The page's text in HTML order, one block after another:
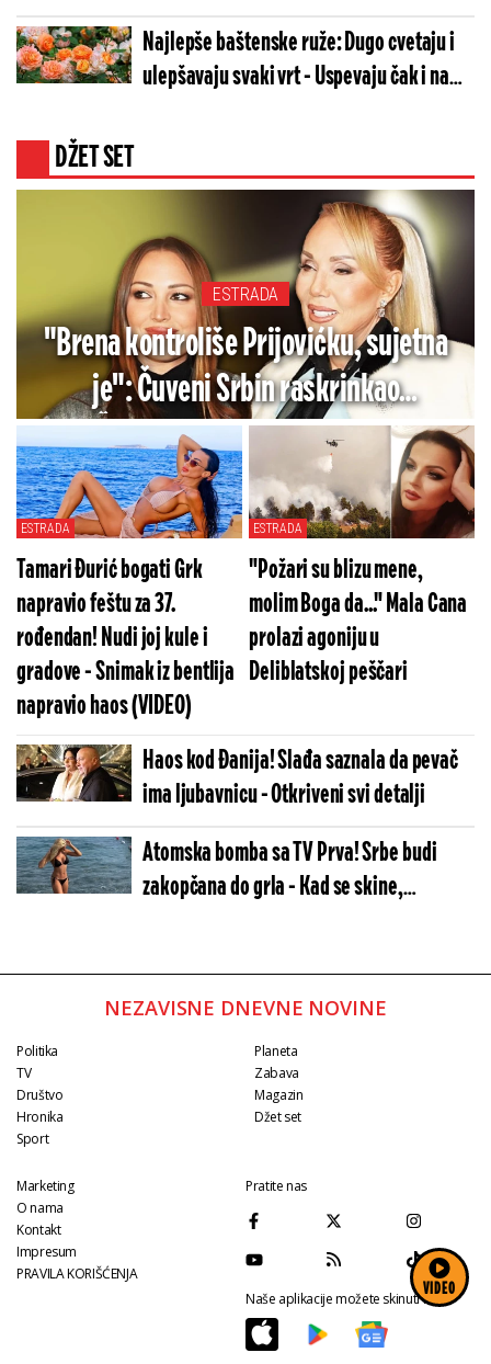
VIDEO
da im naškodi
Najlepše baštenske ruže: Dugo cvetaju i
ulepšavaju svaki vrt - Uspevaju čak i na
DŽET SET
ESTRADA
"Brena kontroliše Prijovićku, sujetna
je": Čuveni Srbin raskrinkao
Živojinoviće - Prodala me je
ESTRADA
Tamari Đurić bogati Grk
napravio feštu za 37.
rođendan! Nudi joj kule i
gradove - Snimak iz bentlija
napravio haos (VIDEO)
ESTRADA
"Požari su blizu mene,
molim Boga da..." Mala Cana
prolazi agoniju u
Deliblatskoj peščari
Haos kod Đanija! Slađa saznala da pevač
ima ljubavnicu - Otkriveni svi detalji
Atomska bomba sa TV Prva! Srbe budi
zakopčana do grla - Kad se skine,
NEZAVISNE DNEVNE NOVINE
Politika
TV
Društvo
Hronika
Sport
Planeta
Zabava
Magazin
Džet set
Marketing
O nama
Kontakt
Impresum
PRAVILA KORIŠĆENJA
Pratite nas
Naše aplikacije možete skinuti na: